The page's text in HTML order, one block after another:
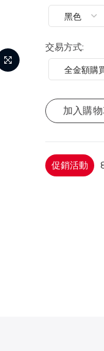
交易方式:
加入購
促銷活動